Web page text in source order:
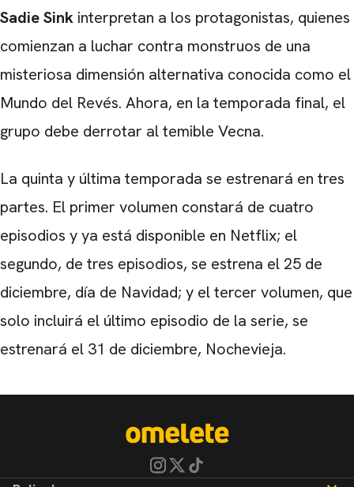
Sadie Sink interpretan a los protagonistas, quienes
comienzan a luchar contra monstruos de una
misteriosa dimensión alternativa conocida como el
Mundo del Revés. Ahora, en la temporada final, el
grupo debe derrotar al temible Vecna.
La quinta y última temporada se estrenará en tres
partes. El primer volumen constará de cuatro
episodios y ya está disponible en Netflix; el
segundo, de tres episodios, se estrena el 25 de
diciembre, día de Navidad; y el tercer volumen, que
solo incluirá el último episodio de la serie, se
estrenará el 31 de diciembre, Nochevieja.